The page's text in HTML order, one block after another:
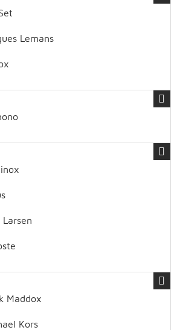
Lemans
Larsen
Maddox
Kors